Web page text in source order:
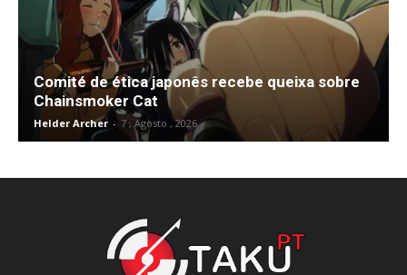
Comité de ética japonês recebe queixa sobre
Chainsmoker Cat
Helder Archer - 7 , Agosto , 2026